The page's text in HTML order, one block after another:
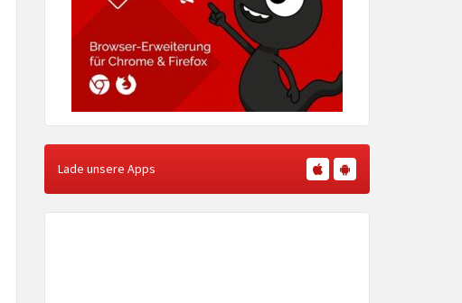
Lade unsere Apps